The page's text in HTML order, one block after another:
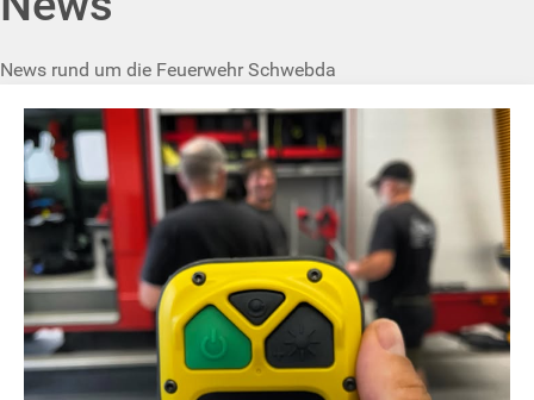
News rund um die Feuerwehr Schwebda